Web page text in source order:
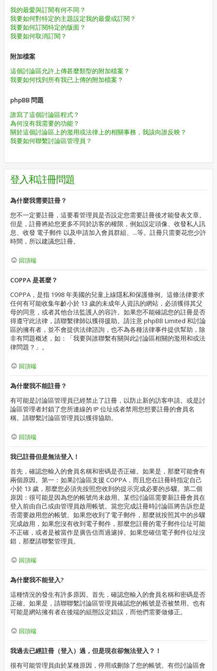
我的最愛與訂閱有何不同？
我要如何對特定的主題設定我的最愛或訂閱？
我要如何訂閱特定的版面？
我要如何取消訂閱？
附加檔案
這個討論區允許上傳甚麼類型的附加檔案？
我要如何找到所有我已上傳的附加檔案？
phpBB 問題
誰寫了這個討論區程式？
為何沒有我需要的功能？
關於這個討論區上的濫用或法律上的相關事務，我該向誰反映？
我要如何聯繫討論區管理員？
登入和註冊問題
為什麼我需要註冊？
您不一定要註冊，這要看管理員是否設定您需要註冊後才能發表文章。
但是，註冊將給您更多不同於訪客的權限，例如設定頭像、收發私人訊
息、收發 電子郵件 以及申請加入會員群組、...等。註冊只需要花您少許
時間，所以建議您註冊。
回頂端
COPPA 是甚麼？
COPPA，是指 1998 年美國的兒童上線隱私和保護條例。這條法律要求
任何有可能收集年齡小於 13 歲的未成年人資訊的網站，必須獲得其父
母的同意，或者其他合法監護人的容許。如果您不能確認您的註冊是否
得遵守此法律，請聯繫律師以獲得援助。請注意 phpBB Limited 和討論
區的擁有者，並不會提供法律諮詢，也不為各種法律事件提供幫助，除
非有問題概述，如：「我要與誰聯繫有關與此討論區相關的濫用和或法
律問題？」。
回頂端
為什麼我不能註冊？
有可能是討論區管理員已經禁止了註冊，以防止新的訪客申請。或是討
論區管理者封鎖了您所連線的 IP 位址或者禁用您想要註冊的會員名
稱。請聯繫討論區管理員以獲得協助。
回頂端
我已註冊但是無法登入！
首先，確認您輸入的會員名稱和密碼是否正確。如果是，那麼可能會有
兩個原因。第一：如果討論區支援 COPPA，而且您在註冊時指定自己
小於 13 歲，那麼您必須先按照您收到的提示完成必要的步驟。第二個
原因：很可能是因為您的帳號尚未啟用。某些討論區需要新註冊會員在
登入前由自己或由管理員啟用帳號。當您完成註冊時討論區將告訴您是
否需要啟用您的帳號。如果您收到了電子郵件，那麼就按照其中的步驟
完成啟用，如果您沒有收到電子郵件，那麼您註冊的電子郵件位址可能
不正確，或者是被當作是廣告信而過濾掉。如果您確信電子郵件位址沒
錯，那麼請聯繫管理員。
回頂端
為什麼我不能登入?
這種情況的發生有許多原因。首先，確認您輸入的會員名稱和密碼是否
正確。如果是，請聯聯繫討論區管理員確認您的帳號是否被禁用。也有
可能是網站擁有者在後端的組態設定錯誤，而他們需要做修正。
回頂端
我過去已經註冊（登入）過，但是現在卻無法登入？！
很有可能管理員由於某種原因，停用或刪除了您的帳號。有些討論區會